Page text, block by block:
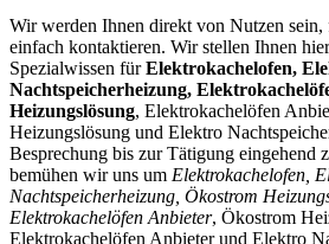
Wir werden Ihnen direkt von Nutzen sein,
einfach kontaktieren. Wir stellen Ihnen
Spezialwissen fürElektrokachelofen,
Nachtspeicherheizung,
Heizungslösung, Elektrokachelöfen
Heizungslösung und Elektro
Besprechung bis zur Tätigung eingehend
bemühen wir uns um Elektrokachelofen,
Nachtspeicherheizung, Ökostrom
Elektrokachelöfen Anbieter, Ökostrom
Elektrokachelöfen Anbieter und Elektro